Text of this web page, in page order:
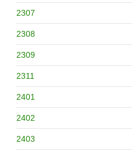
2307
2308
2309
2311
2401
2402
2403